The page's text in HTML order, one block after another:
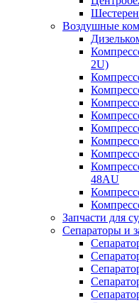
Воздушные
2U)
48AU
Запчасти для
Сепараторы и